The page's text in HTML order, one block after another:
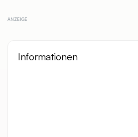
Informationen